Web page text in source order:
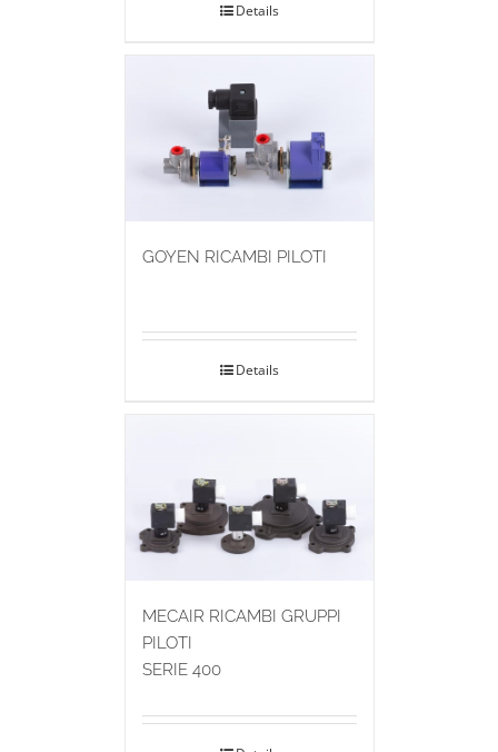
Details
GOYEN RICAMBI PILOTI
Details
MECAIR RICAMBI GRUPPI
PILOTI
SERIE 400